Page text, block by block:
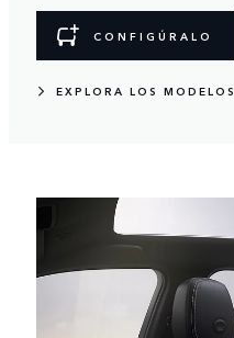
CONFIGÚRALO
EXPLORA LOS MODELOS